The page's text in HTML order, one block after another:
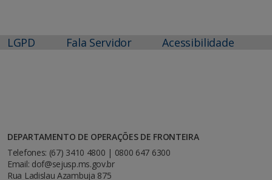
LGPD Fala Servidor Acessibilidade
DEPARTAMENTO DE OPERAÇÕES DE FRONTEIRA
Telefones: (67) 3410 4800 | 0800 647 6300
Email: dof@sejusp.ms.gov.br
Rua Ladislau Azambuja 875